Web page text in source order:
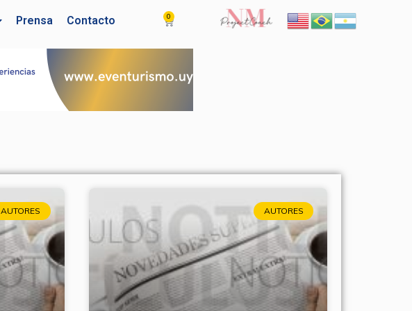
Prensa Contacto 0 Cart
AUTORES AUTORES